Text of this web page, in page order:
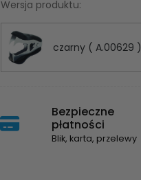
Wersja produktu:
czarny ( A.00629 )
Bezpieczne
płatności
Blik, karta, przelewy